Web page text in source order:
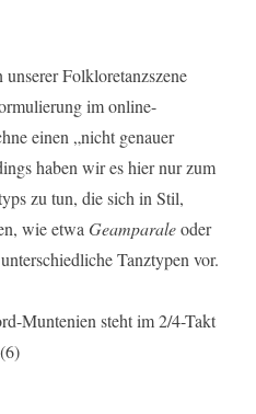
Folkloretanzszene
im online-
einen „nicht genauer
haben wir es hier nur zum
zu tun, die sich in Stil,
wie etwaGeamparaleoder
Tanztypen vor.
Muntenien steht im 2/4-Takt